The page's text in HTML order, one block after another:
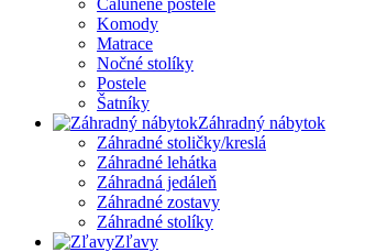
Čalúnené postele
Komody
Matrace
Nočné stolíky
Postele
Šatníky
Záhradný nábytok
Záhradné stoličky/kreslá
Záhradné lehátka
Záhradná jedáleň
Záhradné zostavy
Záhradné stolíky
Zľavy